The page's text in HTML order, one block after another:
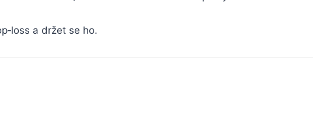
a držet se ho.